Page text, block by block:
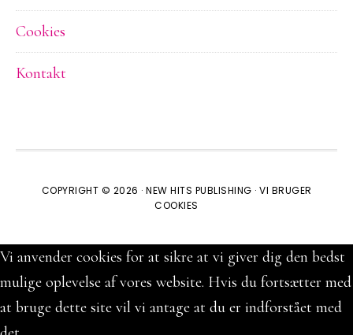
Cookies
Kontakt
COPYRIGHT © 2026 · NEW HITS PUBLISHING · VI BRUGER
COOKIES
Vi anvender cookies for at sikre at vi giver dig den bedst
mulige oplevelse af vores website. Hvis du fortsætter med
at bruge dette site vil vi antage at du er indforstået med